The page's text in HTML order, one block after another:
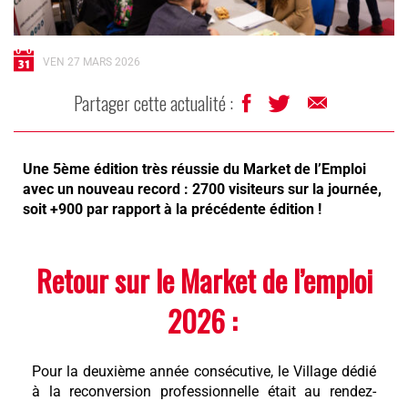
VEN 27 MARS 2026
Partager cette actualité :
Une 5ème édition très réussie du Market de l’Emploi
avec un nouveau record : 2700 visiteurs sur la journée,
soit +900 par rapport à la précédente édition !
Retour sur le Market de l’emploi
2026:
Pour la deuxième année consécutive, le Village dédié
à la reconversion professionnelle était au rendez-